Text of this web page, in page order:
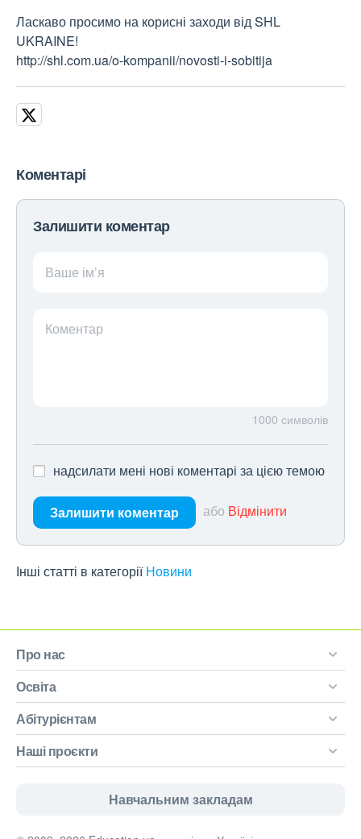
Ласкаво просимо на корисні заходи від SHL
UKRAINE!
http://shl.com.ua/o-kompanii/novosti-i-sobitija
Коментарі
Залишити коментар
Ваше ім’я
Коментар
1000 символів
надсилати мені нові коментарі за цією темою
Залишити коментар або Відмінити
Інші статті в категорії Новини
Про нас
Освіта
Абітурієнтам
Наші проєкти
Навчальним закладам